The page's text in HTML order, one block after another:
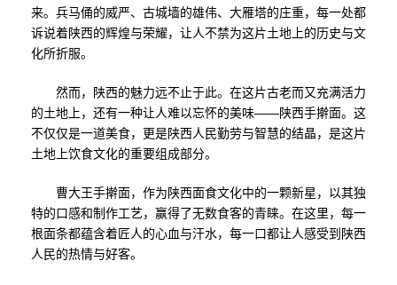
来。兵马俑的威严、古城墙的雄伟、大雁塔的庄重，每一处都
诉说着陕西的辉煌与荣耀，让人不禁为这片土地上的历史与文
化所折服。
然而，陕西的魅力远不止于此。在这片古老而又充满活力
的土地上，还有一种让人难以忘怀的美味——陕西手擀面。这
不仅仅是一道美食，更是陕西人民勤劳与智慧的结晶，是这片
土地上饮食文化的重要组成部分。
曹大王手擀面，作为陕西面食文化中的一颗新星，以其独
特的口感和制作工艺，赢得了无数食客的青睐。在这里，每一
根面条都蕴含着匠人的心血与汗水，每一口都让人感受到陕西
人民的热情与好客。